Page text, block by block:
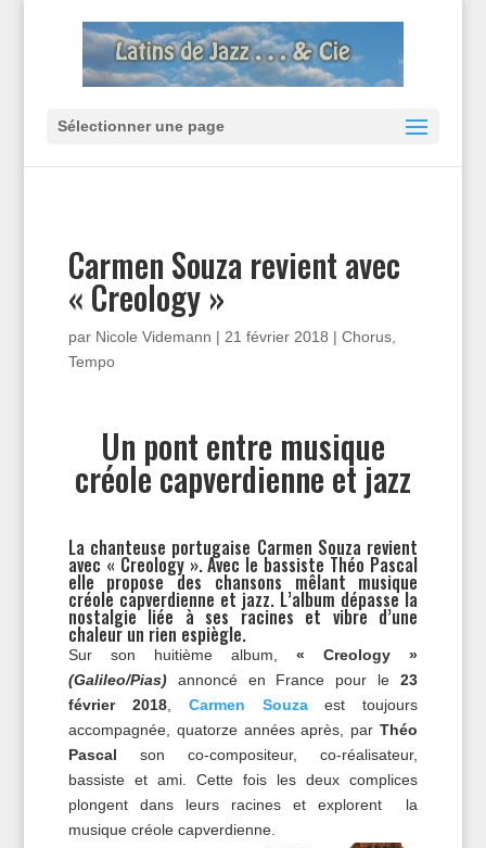
Sélectionner une page
Carmen Souza revient avec
« Creology »
par Nicole Videmann | 21 février 2018 | Chorus,
Tempo
Un pont entre musique
créole capverdienne et jazz
La chanteuse portugaise Carmen Souza revient
avec « Creology ». Avec le bassiste Théo Pascal
elle propose des chansons mêlant musique
créole capverdienne et jazz. L’album dépasse la
nostalgie liée à ses racines et vibre d’une
chaleur un rien espiègle.
Sur son huitième album,« Creology »
(Galileo/Pias)annoncé en France pour le23
février 2018, Carmen Souzaest toujours
accompagnée, quatorze années après, parThéo
Pascal son co-compositeur, co-réalisateur,
bassiste et ami. Cette fois les deux complices
plongent dans leurs racines et explorent la
musique créole capverdienne.